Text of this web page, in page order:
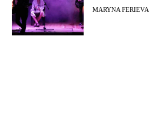
MARYNA FERIEVA